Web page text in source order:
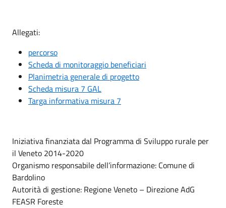
Allegati:
percorso
Scheda di monitoraggio beneficiari
Planimetria generale di progetto
Scheda misura 7 GAL
Targa informativa misura 7
Iniziativa finanziata dal Programma di Sviluppo rurale per
il Veneto 2014-2020
Organismo responsabile dell’informazione: Comune di
Bardolino
Autorità di gestione: Regione Veneto – Direzione AdG
FEASR Foreste